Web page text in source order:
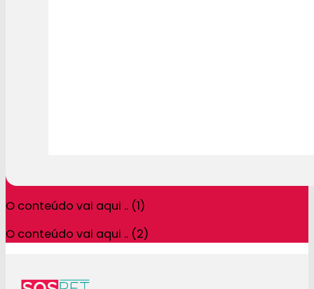
O conteúdo vai aqui .. (1)
O conteúdo vai aqui .. (2)